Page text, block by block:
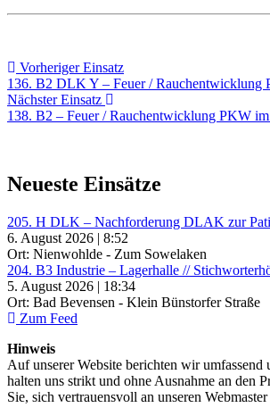
Beitragsnavigation
Vorheriger EinsatzVorheriger
Einsatz:
136. B2 DLK Y – Feuer / Rauchentwicklung
Nächster Einsatz
Einsatz:
138. B2 – Feuer / Rauchentwicklung PKW im
Neueste Einsätze
205. H DLK – Nachforderung DLAK zur
6. August 2026 | 8:52
Ort: Nienwohlde - Zum Sowelaken
204. B3 Industrie – Lagerhalle //
5. August 2026 | 18:34
Ort: Bad Bevensen - Klein Bünstorfer Straße
Zum Feed
Hinweis
Auf unserer Website berichten wir
halten uns strikt und ohne Ausnahme an den
Sie, sich vertrauensvoll an unseren